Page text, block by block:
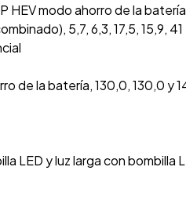
HEV modo ahorro de la
5,7, 6,3, 17,5, 15,9, 41
de la batería, 130,0, 130,0 y
LED y luz larga con bombilla